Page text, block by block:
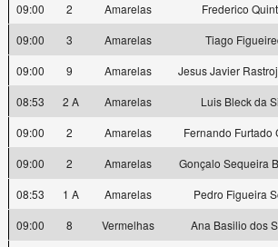
09:00
2 Amarelas
Frederico
09:00
3 Amarelas
Tiago
09:00
9 Amarelas
Jesus Javier
08:53
2 A Amarelas
Luis Bleck da
09:00
2 Amarelas
Fernando Furtado
09:00
2 Amarelas
Gonçalo Sequeira
08:53
1 A Amarelas
Pedro Figueira
09:00
8 Vermelhas
Ana Basilio dos